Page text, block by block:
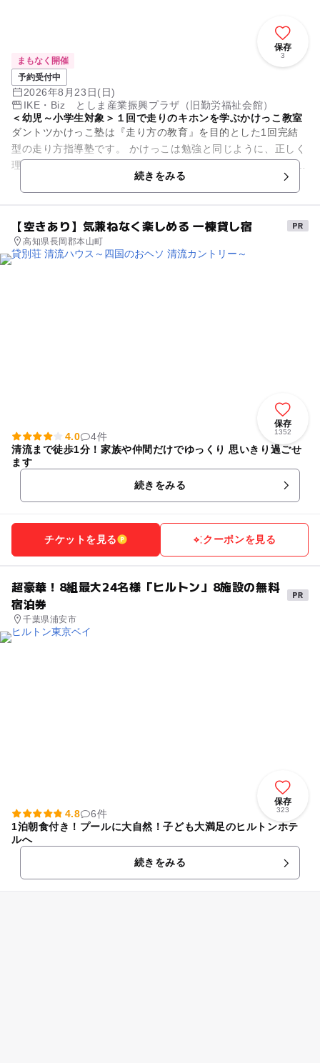
保存
3
まもなく開催
予約受付中
2026年8月23日(日)
IKE・Biz としま産業振興プラザ（旧勤労福祉会館）
＜幼児～小学生対象＞１回で走りのキホンを学ぶかけっこ教室
ダントツかけっこ塾は『走り方の教育』を目的とした1回完結
型の走り方指導塾です。 かけっこは勉強と同じように、正しく
理解し練習すれば上達できる技能です。 ダントツかけっこ塾で
続きをみる
【空きあり】気兼ねなく楽しめる 一棟貸し宿
高知県長岡郡本山町
保存
1352
4.0
4件
清流まで徒歩1分！家族や仲間だけでゆっくり 思いきり過ごせ
ます
続きをみる
チケットを見る クーポンを見る
超豪華！8組最大24名様「ヒルトン」8施設の無料
宿泊券
千葉県浦安市
保存
323
4.8
6件
1泊朝食付き！プールに大自然！子ども大満足のヒルトンホテ
ルへ
続きをみる